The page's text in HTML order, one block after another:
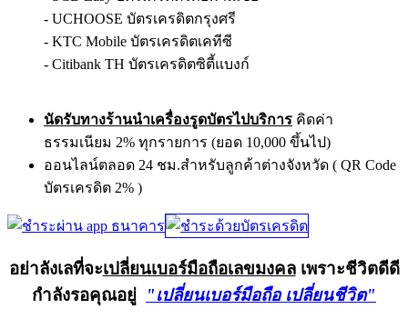
- UCHOOSE บัตรเครดิตกรุงศรี
- KTC Mobile บัตรเครดิตเคทีซี
- Citibank TH บัตรเครดิตซิตี้แบงก์
นัดรับทางร้านนำเครื่องรูดบัตรไปบริการ คิดค่า
ธรรมเนียม 2% ทุกรายการ (ยอด 10,000 ขึ้นไป)
ออนไลน์ตลอด 24 ชม.สำหรับลูกค้าต่างจังหวัด ( QR Code
บัตรเครดิต 2% )
อย่าลังเลที่จะเปลี่ยนเบอร์มือถือเลขมงคลเพราะชีวิตดีดี
กำลังรอคุณอยู่
"เปลี่ยนเบอร์มือถือ เปลี่ยนชีวิต"